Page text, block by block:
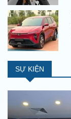
SỰ KIỆN